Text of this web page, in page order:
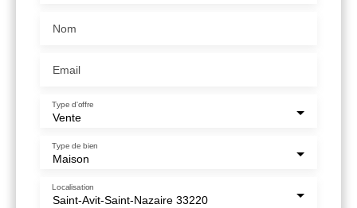
Nom
Email
Vente
Type d'offre
Maison
Type de bien
Saint-Avit-Saint-Nazaire 33220
Localisation